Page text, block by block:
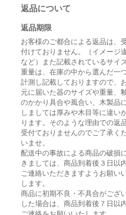
返品について
返品期限
お客様のご都合による返品は、
付けておりません。（イメージ
など）また記載されているサイ
重量は、在庫の中から選んだ一
計測し記載しておりますので、
元に届いた器のサイズや重量、
のかかり具合や風合い、木製品
しましては厚みや木目等に違い
ります。そのような理由での返
受付ておりませんのでご了承く
いませ。
配送中の事故による商品の破損
きましては、商品到着後３日以
ご連絡いただきますようお願い
します。
商品に初期不良・不具合がござ
した場合は、商品到着後７日以